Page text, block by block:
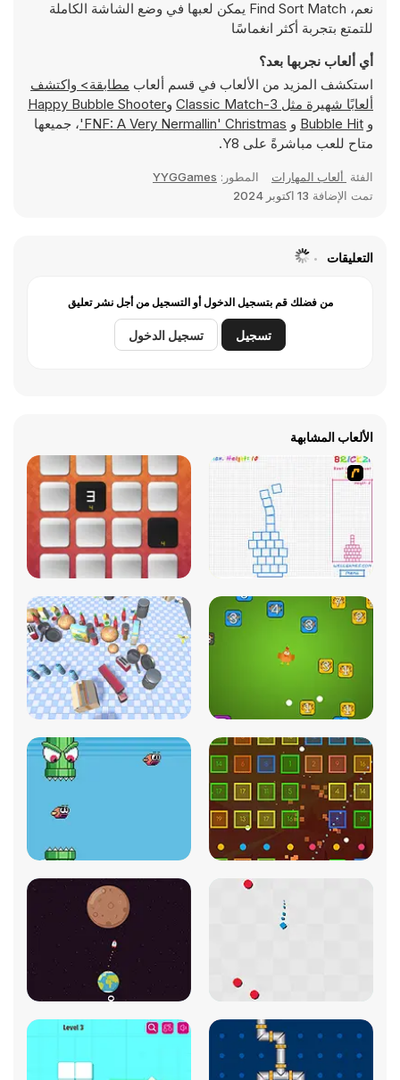
نعم، Find Sort Match يمكن لعبها في وضع الشاشة الكاملة
للتمتع بتجربة أكثر انغماسًا
أي ألعاب نجربها بعد؟
استكشف المزيد من الألعاب في قسم ألعاب
مطابقة> واكتشف
ألعابًا شهيرة مثل Classic Match-3 وHappy Bubble Shooter
و Bubble Hit و FNF: A Very Nermallin' Christmas' ، جميعها
متاح للعب مباشرةً على Y8.
الفئة ألعاب المهارات المطور: YYGGames
تمت الإضافة 13 اكتوبر 2024
التعليقات
من فضلك قم بتسجيل الدخول أو التسجيل من أجل نشر تعليق
تسجيل تسجيل الدخول
الألعاب المشابهة